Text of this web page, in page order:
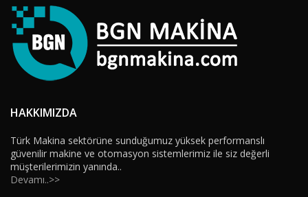
HAKKIMIZDA
Türk Makina sektörüne sunduğumuz yüksek performanslı
güvenilir makine ve otomasyon sistemlerimiz ile siz değerli
müşterilerimizin yanında..
Devamı..>>